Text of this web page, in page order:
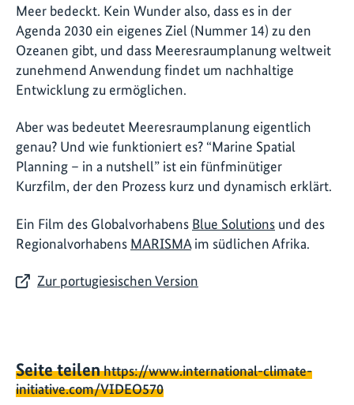
Meer bedeckt. Kein Wunder also, dass es in der
Agenda 2030 ein eigenes Ziel (Nummer 14) zu den
Ozeanen gibt, und dass Meeresraumplanung weltweit
zunehmend Anwendung findet um nachhaltige
Entwicklung zu ermöglichen.
Aber was bedeutet Meeresraumplanung eigentlich
genau? Und wie funktioniert es? “Marine Spatial
Planning – in a nutshell” ist ein fünfminütiger
Kurzfilm, der den Prozess kurz und dynamisch erklärt.
Ein Film des Globalvorhabens Blue Solutions und des
Regionalvorhabens MARISMAim südlichen Afrika.
Zur portugiesischen Version
Seite teilenhttps://www.international-climate-
initiative.com/VIDEO570